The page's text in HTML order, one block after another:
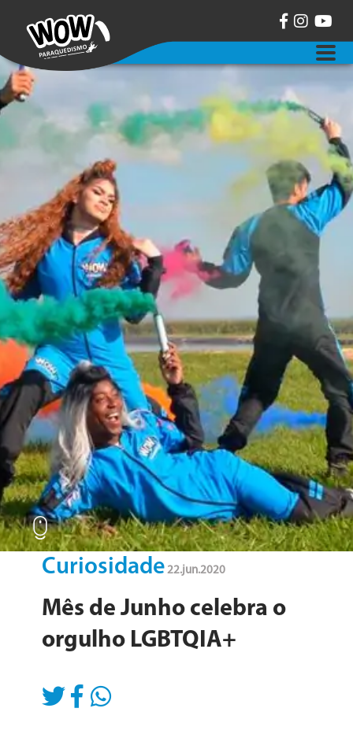
sobre a wow paraquedismo
salto duplo de paraquedas
curso aff de paraquedismo
balonismo
eventos
contato
blog
Curiosidade 22.jun.2020
Mês de Junho celebra o
orgulho LGBTQIA+